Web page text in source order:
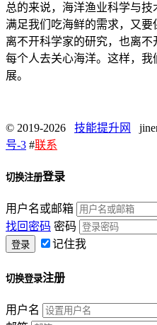
总的来说，海洋渔业科学与
满足我们吃海鲜的需求，又要
离不开科学家的研究，也离不
每个人去关心海洋。这样，
展。
© 2019-2026 技能提升网
号-3 #联系
切换注册登录
用户名或邮箱
找回密码 密码
记住我
切换登录注册
用户名